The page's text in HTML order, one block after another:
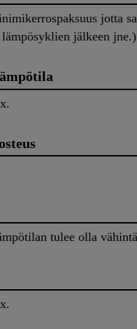
jotta
jälkeen
tulee olla